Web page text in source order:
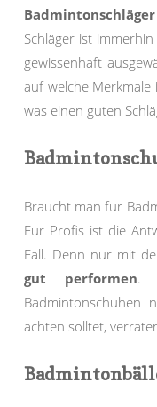
Badmintonschläger
Schläger ist
gewissenhaft
auf welche
was einen guten
Braucht man für
Für Profis ist die
Fall. Denn nur mit
gut performen.
Badmintonschuhen
achten solltet,